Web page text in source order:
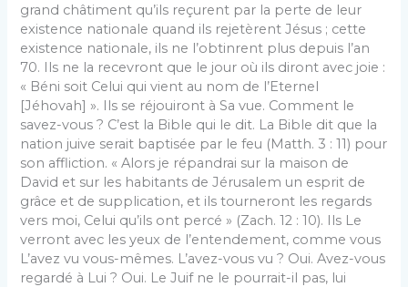
grand châtiment qu’ils reçurent par la perte de leur
existence nationale quand ils rejetèrent Jésus ; cette
existence nationale, ils ne l’obtinrent plus depuis l’an
70. Ils ne la recevront que le jour où ils diront avec joie :
« Béni soit Celui qui vient au nom de l’Eternel
[Jéhovah] ». Ils se réjouiront à Sa vue. Comment le
savez-vous ? C’est la Bible qui le dit. La Bible dit que la
nation juive serait baptisée par le feu (Matth. 3 : 11) pour
son affliction. « Alors je répandrai sur la maison de
David et sur les habitants de Jérusalem un esprit de
grâce et de supplication, et ils tourneront les regards
vers moi, Celui qu’ils ont percé » (Zach. 12 : 10). Ils Le
verront avec les yeux de l’entendement, comme vous
L’avez vu vous-mêmes. L’avez-vous vu ? Oui. Avez-vous
regardé à Lui ? Oui. Le Juif ne le pourrait-il pas, lui